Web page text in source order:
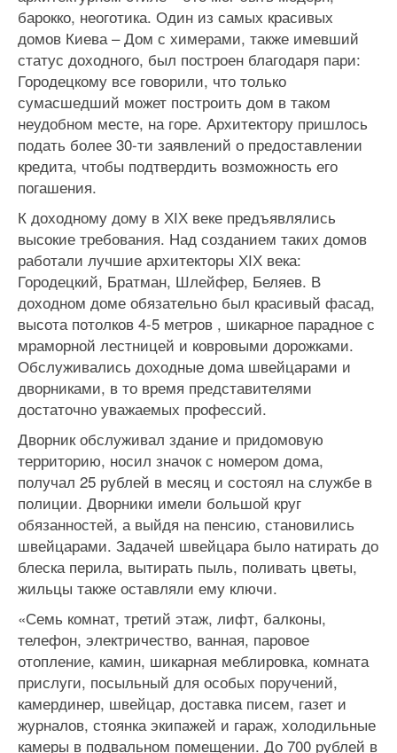
барокко, неоготика. Один из самых красивых
домов Киева – Дом с химерами, также имевший
статус доходного, был построен благодаря пари:
Городецкому все говорили, что только
сумасшедший может построить дом в таком
неудобном месте, на горе. Архитектору пришлось
подать более 30-ти заявлений о предоставлении
кредита, чтобы подтвердить возможность его
погашения.
К доходному дому в ХІХ веке предъявлялись
высокие требования. Над созданием таких домов
работали лучшие архитекторы ХІХ века:
Городецкий, Братман, Шлейфер, Беляев. В
доходном доме обязательно был красивый фасад,
высота потолков 4-5 метров , шикарное парадное с
мраморной лестницей и ковровыми дорожками.
Обслуживались доходные дома швейцарами и
дворниками, в то время представителями
достаточно уважаемых профессий.
Дворник обслуживал здание и придомовую
территорию, носил значок с номером дома,
получал 25 рублей в месяц и состоял на службе в
полиции. Дворники имели большой круг
обязанностей, а выйдя на пенсию, становились
швейцарами. Задачей швейцара было натирать до
блеска перила, вытирать пыль, поливать цветы,
жильцы также оставляли ему ключи.
«Семь комнат, третий этаж, лифт, балконы,
телефон, электричество, ванная, паровое
отопление, камин, шикарная меблировка, комната
прислуги, посыльный для особых поручений,
камердинер, швейцар, доставка писем, газет и
журналов, стоянка экипажей и гараж, холодильные
камеры в подвальном помещении. До 700 рублей в